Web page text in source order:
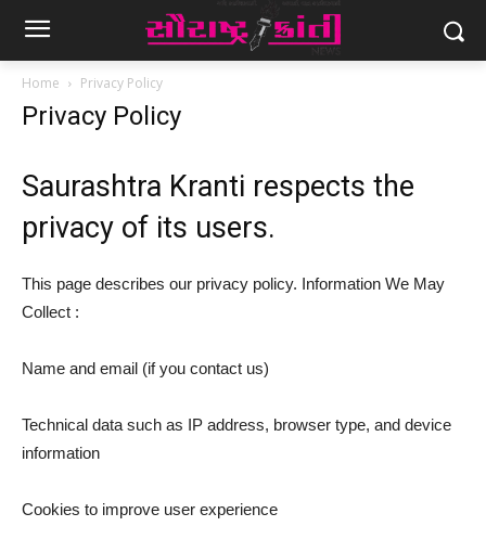
Home Privacy Policy
Privacy Policy
Saurashtra Kranti respects the
privacy of its users.
This page describes our privacy policy. Information We May
Collect :
Name and email (if you contact us)
Technical data such as IP address, browser type, and device
information
Cookies to improve user experience